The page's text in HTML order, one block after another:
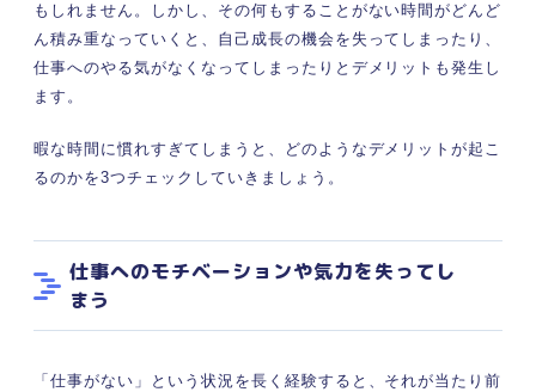
もしれません。しかし、その何もすることがない時間がどんど
ん積み重なっていくと、自己成長の機会を失ってしまったり、
仕事へのやる気がなくなってしまったりとデメリットも発生し
ます。
暇な時間に慣れすぎてしまうと、どのようなデメリットが起こ
るのかを3つチェックしていきましょう。
仕事へのモチベーションや気力を失ってし
まう
「仕事がない」という状況を長く経験すると、それが当たり前